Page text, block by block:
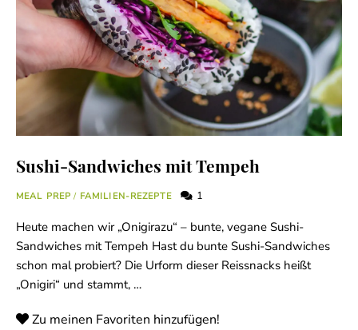
Sushi-Sandwiches mit Tempeh
MEAL PREP / FAMILIEN-REZEPTE 1
Heute machen wir „Onigirazu“ – bunte, vegane Sushi-
Sandwiches mit Tempeh Hast du bunte Sushi-Sandwiches
schon mal probiert? Die Urform dieser Reissnacks heißt
„Onigiri“ und stammt, …
Zu meinen Favoriten hinzufügen!